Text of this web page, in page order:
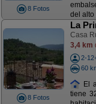
8 Fotos
del alto
8 Fotos
La
Casa
3,4 km
2-
60
El
tiene